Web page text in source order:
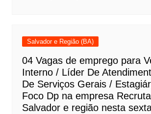
Salvador e Região (BA)
04 Vagas de emprego para
Interno / Líder De
De Serviços Gerais /
Foco Dp na empresa
Salvador e região nesta